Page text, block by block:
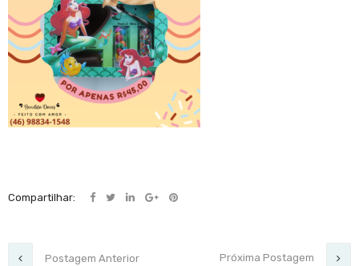
Compartilhar:
Postagem Anterior Próxima Postagem